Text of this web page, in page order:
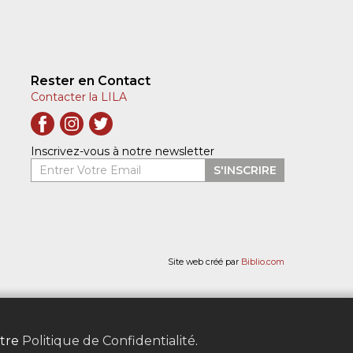
Politique de Confidentialité.
Rester en Contact
Contacter la LILA
Inscrivez-vous à notre newsletter
Entrer Votre Email
S'INSCRIRE
Site web créé par Biblio.com